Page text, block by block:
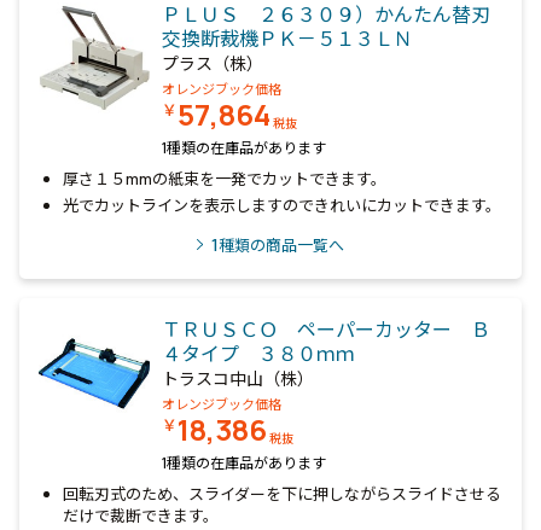
ＰＬＵＳ ２６３０９）かんたん替刃
交換断裁機ＰＫ－５１３ＬＮ
プラス（株）
オレンジブック価格
￥57,864 税抜
1種類の在庫品があります
厚さ１５mmの紙束を一発でカットできます。
光でカットラインを表示しますのできれいにカットできます。
1種類の商品一覧へ
ＴＲＵＳＣＯ ペーパーカッター Ｂ
４タイプ ３８０ｍｍ
トラスコ中山（株）
オレンジブック価格
￥18,386 税抜
1種類の在庫品があります
回転刃式のため、スライダーを下に押しながらスライドさせる
だけで裁断できます。